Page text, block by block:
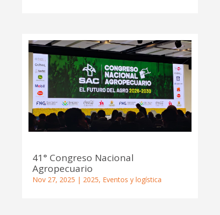
41° Congreso Nacional
Agropecuario
Nov 27, 2025 | 2025, Eventos y logística